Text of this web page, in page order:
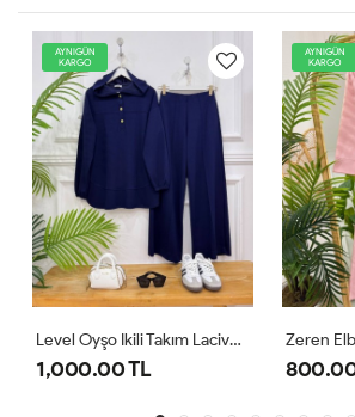
AYNIGÜN
KARGO
Level Oyşo Ikili Takım Lacivert
1,000.00 TL
AYNIGÜN
KARGO
Zeren